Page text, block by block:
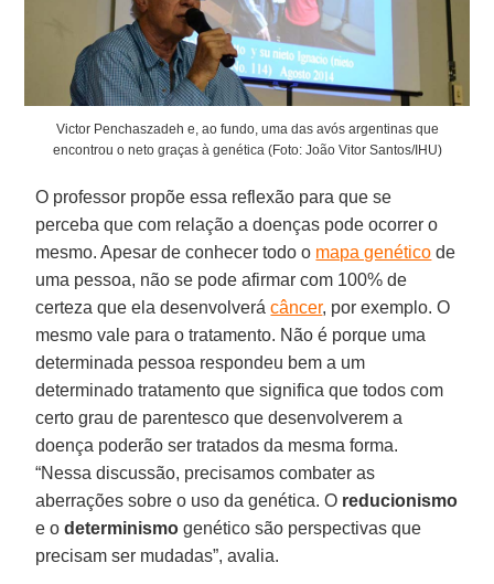
Victor Penchaszadeh e, ao fundo, uma das avós argentinas que
encontrou o neto graças à genética (Foto: João Vitor Santos/IHU)
O professor propõe essa reflexão para que se
perceba que com relação a doenças pode ocorrer o
mesmo. Apesar de conhecer todo o mapa genético de
uma pessoa, não se pode afirmar com 100% de
certeza que ela desenvolverácâncer, por exemplo. O
mesmo vale para o tratamento. Não é porque uma
determinada pessoa respondeu bem a um
determinado tratamento que significa que todos com
certo grau de parentesco que desenvolverem a
doença poderão ser tratados da mesma forma.
“Nessa discussão, precisamos combater as
aberrações sobre o uso da genética. O reducionismo
e odeterminismo genético são perspectivas que
precisam ser mudadas”, avalia.